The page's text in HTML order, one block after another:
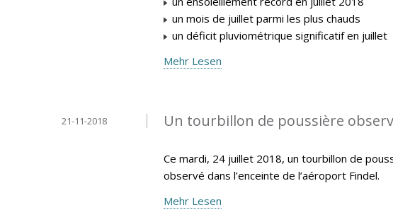
un mois de juillet parmi les plus chauds
un déficit pluviométrique significatif en juillet
Mehr Lesen
Un tourbillon de poussière
21-11-2018
Ce mardi, 24 juillet 2018, un tourbillon de
observé dans l’enceinte de l’aéroport Findel.
Mehr Lesen